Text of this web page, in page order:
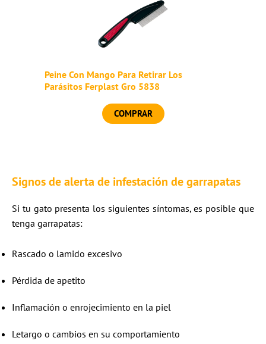
Peine Con Mango Para Retirar Los
Parásitos Ferplast Gro 5838
COMPRAR
Signos de alerta de infestación degarrapatas
Si tu gato presenta los siguientes síntomas, es posible que
tenga garrapatas:
Rascado o lamido excesivo
Pérdida de apetito
Inflamación o enrojecimiento en la piel
Letargo o cambios en su comportamiento